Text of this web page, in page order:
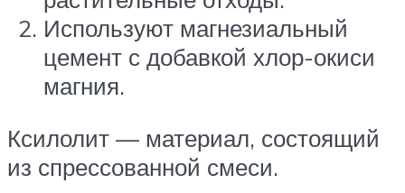
Используют магнезиальный
цемент с добавкой хлор-окиси
магния.
Ксилолит — материал, состоящий
из спрессованной смеси.